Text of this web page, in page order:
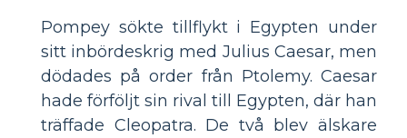
Pompey sökte tillflykt i Egypten under
sitt inbördeskrig med Julius Caesar, men
dödades på order från Ptolemy. Caesar
hade förföljt sin rival till Egypten, där han
träffade Cleopatra. De två blev älskare